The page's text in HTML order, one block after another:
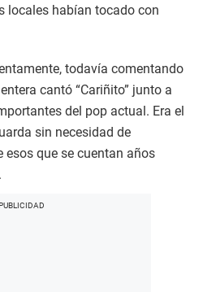
locales habían tocado con
todavía comentando
cantó “Cariñito” junto a
del pop actual. Era el
sin necesidad de
esos que se cuentan años